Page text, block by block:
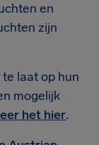
en
zijn
laat op hun
mogelijk
het hier.